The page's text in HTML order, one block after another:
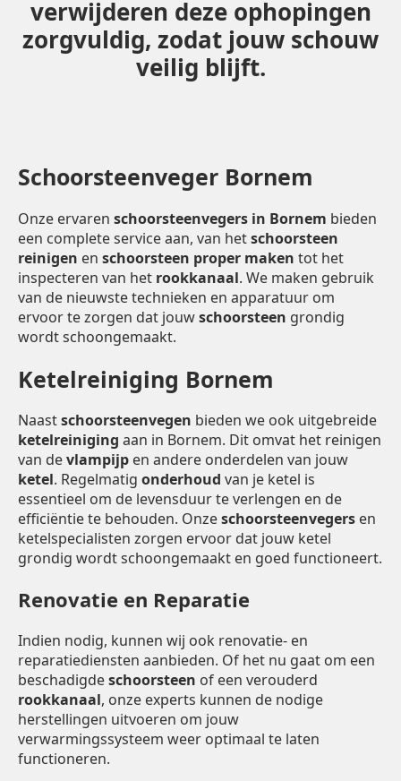
verwijderen deze ophopingen
zorgvuldig, zodat jouw schouw
veilig blijft.
Schoorsteenveger Bornem
Onze ervaren schoorsteenvegers in Bornem bieden
een complete service aan, van hetschoorsteen
reinigen en schoorsteen proper maken tot het
inspecteren van het rookkanaal. We maken gebruik
van de nieuwste technieken en apparatuur om
ervoor te zorgen dat jouwschoorsteen grondig
wordt schoongemaakt.
Ketelreiniging Bornem
Naastschoorsteenvegen bieden we ook uitgebreide
ketelreiniging aan in Bornem. Dit omvat het reinigen
van devlampijp en andere onderdelen van jouw
ketel. Regelmatig onderhoud van je ketel is
essentieel om de levensduur te verlengen en de
efficiëntie te behouden. Onzeschoorsteenvegers en
ketelspecialisten zorgen ervoor dat jouw ketel
grondig wordt schoongemaakt en goed functioneert.
Renovatie en Reparatie
Indien nodig, kunnen wij ook renovatie- en
reparatiediensten aanbieden. Of het nu gaat om een
beschadigdeschoorsteen of een verouderd
rookkanaal, onze experts kunnen de nodige
herstellingen uitvoeren om jouw
verwarmingssysteem weer optimaal te laten
functioneren.